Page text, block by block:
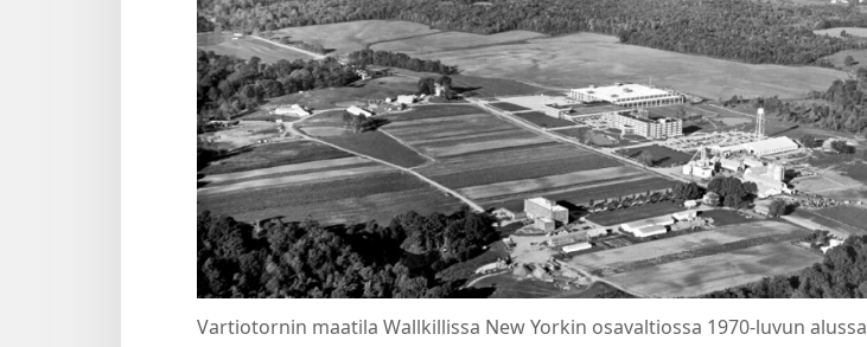
Vartiotornin maatila Wallkillissa New Yorkin osavaltiossa 1970-luvun alussa